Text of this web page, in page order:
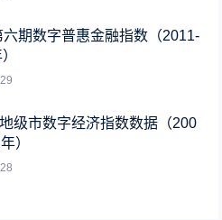
六期数字普惠金融指数（2011-
级市数字经济指数数据（200
）